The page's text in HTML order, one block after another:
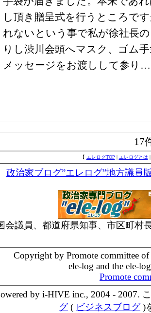
し頂き贈呈式を行うところで
れないという事で私が徐社長
りし渋川会頭へマスク、ゴム
メッセージをお渡しして参り…
17
【 エレログTOP エレログとは
政治家ブログ”エレログ”地方議員
会議員、都道府県知事、市区町村
Copyright by Promote committee
ele-log and the ele-
Promote
by i-HIVE inc., 2004 - 2007.
グ( ビジネスブログ)